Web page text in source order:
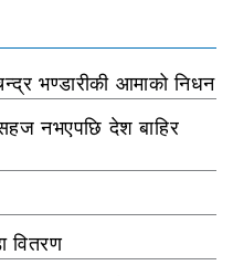
भण्डारीकी आमाको निधन
नभएपछि देश बाहिर
वितरण